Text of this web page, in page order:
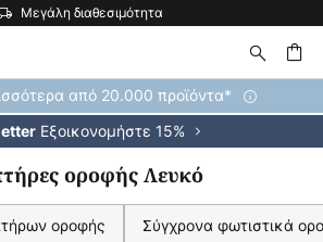
επιλογή εμπορικών σημάτων στην Ευρώπη
από 20.000 προϊόντα*
Εξοικονομήστε 15%
οροφής Λευκό
οροφής Σύγχρονα φωτιστικά